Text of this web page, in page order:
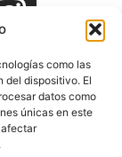
como las
del dispositivo. El
datos como
únicas en este